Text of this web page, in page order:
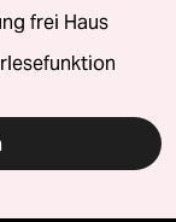
frei Haus